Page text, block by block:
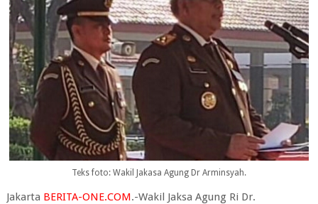
Teks foto: Wakil Jakasa Agung Dr Arminsyah.
Jakarta BERITA-ONE.COM.-Wakil Jaksa Agung Ri Dr.